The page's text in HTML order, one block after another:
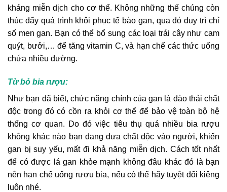
kháng miễn dịch cho cơ thể. Không những thế chúng còn
thúc đẩy quá trình khôi phục tế bào gan, qua đó duy trì chỉ
số men gan. Bạn có thể bổ sung các loại trái cây như cam
quýt, bưởi,… để tăng vitamin C, và hạn chế các thức uống
chứa nhiều đường.
Từ bỏ bia rượu:
Như bạn đã biết, chức năng chính của gan là đào thải chất
độc trong đó có cồn ra khỏi cơ thể để bảo vệ toàn bộ hệ
thống cơ quan. Do đó việc tiêu thụ quá nhiều bia rượu
không khác nào bạn đang đưa chất độc vào người, khiến
gan bị suy yếu, mất đi khả năng miễn dịch. Cách tốt nhất
để có được lá gan khỏe mạnh không đâu khác đó là bạn
nên hạn chế uống rượu bia, nếu có thể hãy tuyệt đối kiêng
luôn nhé.